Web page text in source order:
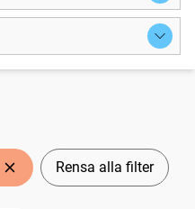
Rensa alla filter